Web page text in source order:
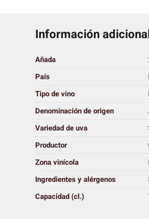
Información
Añada
País
Tipo de vino
Denominación de origen
Variedad de uva
Productor
Zona vinícola
Ingredientes y alérgenos
Capacidad (cl.)